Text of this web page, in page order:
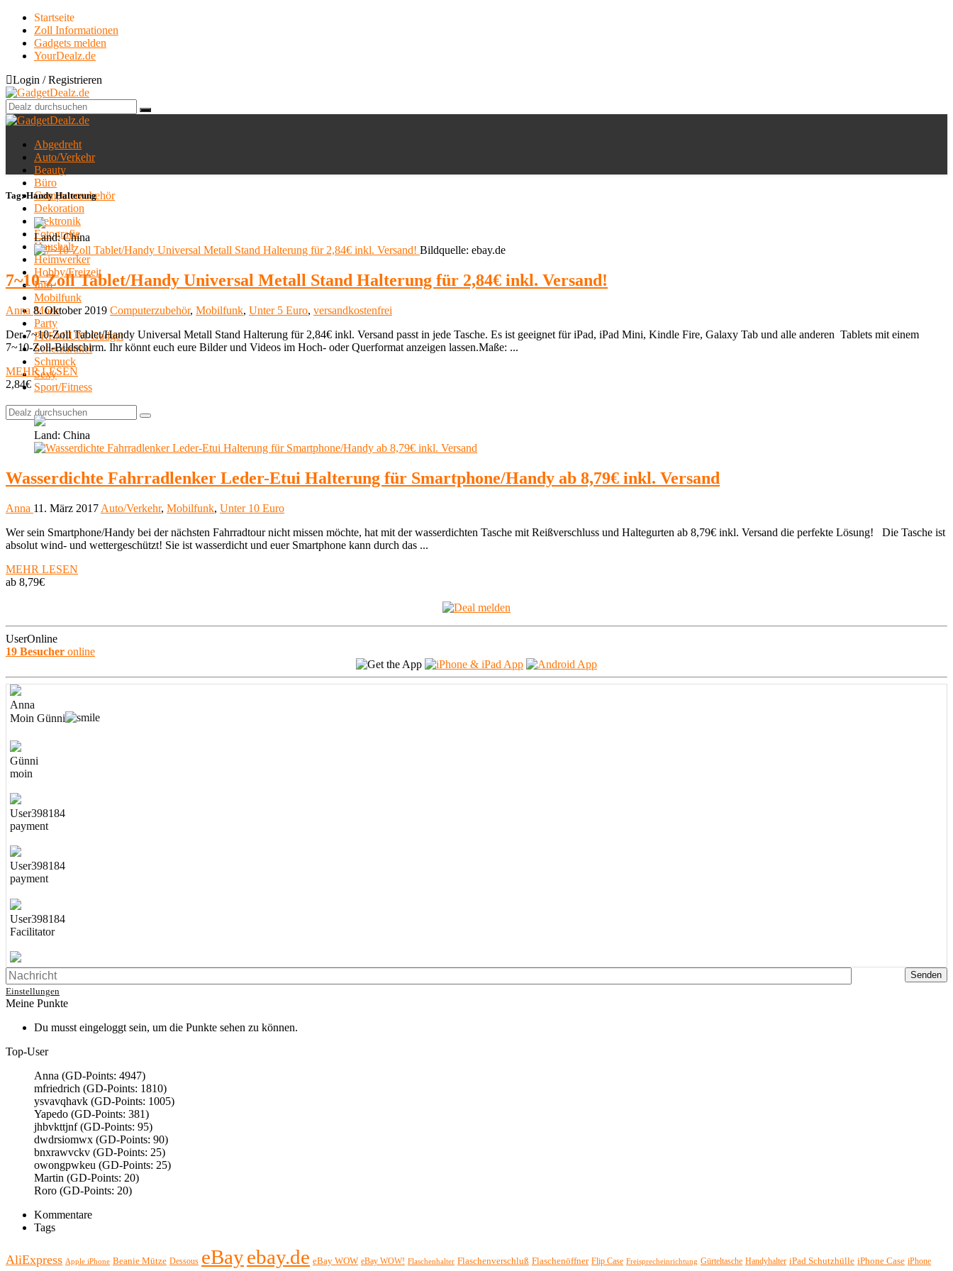
Startseite
Zoll Informationen
Gadgets melden
YourDealz.de
Login / Registrieren
Abgedreht
Auto/Verkehr
Beauty
Büro
Computerzubehör
Dekoration
Elektronik
Fotografie
Haushalt
Heimwerker
Hobby/Freizeit
Info
Mobilfunk
Mode
Party
PREMIUM-Gadget
Scherzartikel
Schmuck
Sexy
Sport/Fitness
Tag:Handy Halterung
Land: China
Bildquelle: ebay.de
7~10-Zoll Tablet/Handy Universal Metall Stand Halterung für 2,84€ inkl. Versand!
Anna 8. Oktober 2019 Computerzubehör, Mobilfunk, Unter 5 Euro, versandkostenfrei
Der 7~10-Zoll Tablet/Handy Universal Metall Stand Halterung für 2,84€ inkl. Versand passt in jede Tasche. Es ist geeignet für iPad, iPad Mini, Kindle Fire, Galaxy Tab und alle anderen Tablets mit einem
7~10-Zoll-Bildschirm. Ihr könnt euch eure Bilder und Videos im Hoch- oder Querformat anzeigen lassen.Maße: ...
MEHR LESEN
2,84€
ZUM ANGEBOT
Land: China
Wasserdichte Fahrradlenker Leder-Etui Halterung für Smartphone/Handy ab 8,79€ inkl. Versand
Anna 11. März 2017 Auto/Verkehr, Mobilfunk, Unter 10 Euro
Wer sein Smartphone/Handy bei der nächsten Fahrradtour nicht missen möchte, hat mit der wasserdichten Tasche mit Reißverschluss und Haltegurten ab 8,79€ inkl. Versand die perfekte Lösung! Die Tasche ist
absolut wind- und wettergeschützt! Sie ist wasserdicht und euer Smartphone kann durch das ...
MEHR LESEN
ab 8,79€
UserOnline
19 Besucher online
Anna
Moin Günni
Günni
moin
User398184
payment
User398184
payment
User398184
Facilitator
User398184
Facilitator
User398184
User398184
Facilitator
User398182
standardization
User398182
standardization
User398182
Einstellungen
Meine Punkte
Du musst eingeloggt sein, um die Punkte sehen zu können.
Top-User
Anna (GD-Points: 4947)
mfriedrich (GD-Points: 1810)
ysvavqhavk (GD-Points: 1005)
Yapedo (GD-Points: 381)
jhbvkttjnf (GD-Points: 95)
dwdrsiomwx (GD-Points: 90)
bnxrawvckv (GD-Points: 25)
owongpwkeu (GD-Points: 25)
Martin (GD-Points: 20)
Roro (GD-Points: 20)
Kommentare
Tags
AliExpress Apple iPhone Beanie Mütze Dessous eBayebay.de eBay WOW eBay WOW! Flaschenhalter Flaschenverschluß Flaschenöffner Flip Case Freisprecheinrichtung Gürteltasche Handyhalter iPad Schutzhülle iPhone Case iPhone